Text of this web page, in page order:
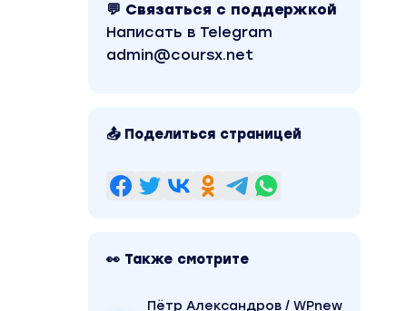
💬 Связаться с поддержкой
Написать в Telegram
admin@coursx.net
📤 Поделиться страницей
👀 Также смотрите
Пётр Александров / WPnew